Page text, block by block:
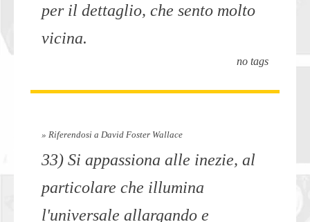
per il dettaglio, che sento molto
vicina.
no tags
» Riferendosi a David Foster Wallace
33) Si appassiona alle inezie, al
particolare che illumina
l'universale allargando e